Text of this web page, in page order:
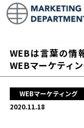
ビジネスコンセ
会社概要
PURPOSE・
WEBは言葉の情
WEBマーケティ
WEBマーケティング
2020.11.18